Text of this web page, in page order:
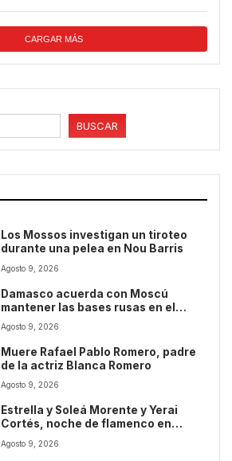
CARGAR MÁS
BUSCAR
Los Mossos investigan un tiroteo
durante una pelea en Nou Barris
Agosto 9, 2026
Damasco acuerda con Moscú
mantener las bases rusas en el
Mediterráneo sirio
Agosto 9, 2026
Muere Rafael Pablo Romero, padre
de la actriz Blanca Romero
Agosto 9, 2026
Estrella y Soleá Morente y Yerai
Cortés, noche de flamenco en
Marbella
Agosto 9, 2026